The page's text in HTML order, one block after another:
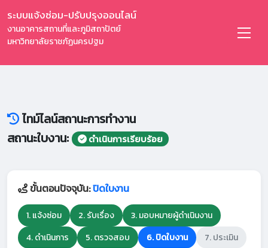
ระบบแจ้งซ่อม-ปรับปรุงออนไลน์
งานอาคารสถานที่และภูมิสถาปัตย์
มหาวิทยาลัยราชภัฏนครปฐม
ไทม์ไลน์สถานะการทำงาน
สถานะใบงาน:
ดำเนินการเรียบร้อย
ขั้นตอนปัจจุบัน:ปิดใบงาน
1. แจ้งซ่อม 2. รับเรื่อง
3. มอบหมายผู้ดำเนินงาน
4. ดำเนินการ
5. ตรวจสอบ 6. ปิดใบงาน 7. ประเมิน